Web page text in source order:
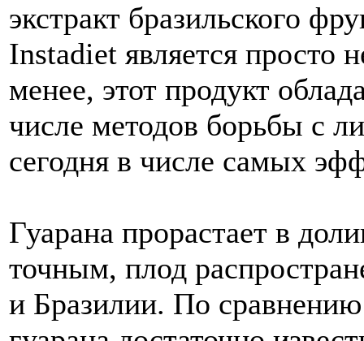
экстракт бразильского
Instadiet является
менее, этот продукт
числе методов борьбы с
сегодня в числе самых
Гуарана прорастает в
точным, плод
и Бразилии. По